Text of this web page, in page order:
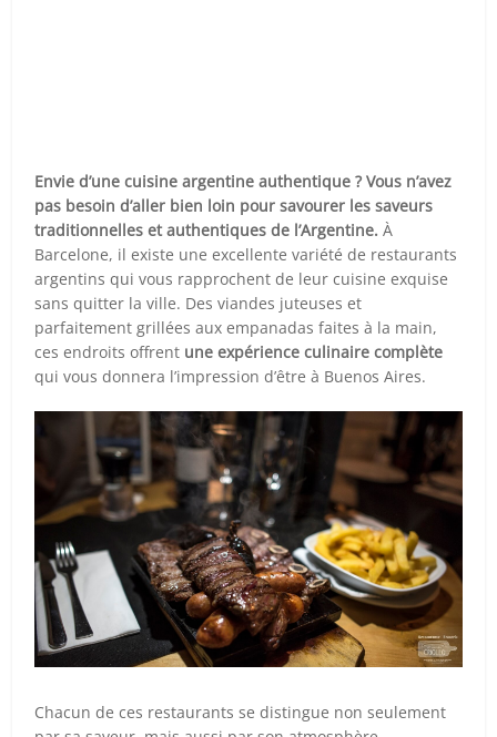
Envie d’une cuisine argentine authentique ? Vous n’avez
pas besoin d’aller bien loin pour savourer les saveurs
traditionnelles et authentiques de l’Argentine.À
Barcelone, il existe une excellente variété de restaurants
argentins qui vous rapprochent de leur cuisine exquise
sans quitter la ville. Des viandes juteuses et
parfaitement grillées aux empanadas faites à la main,
ces endroits offrent une expérience culinaire complète
qui vous donnera l’impression d’être à Buenos Aires.
Chacun de ces restaurants se distingue non seulement